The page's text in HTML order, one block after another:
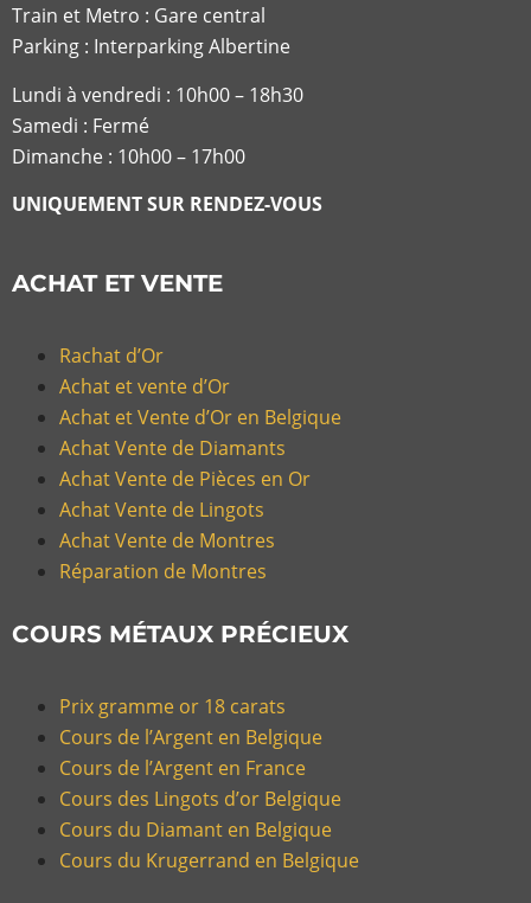
Train et Metro : Gare central
Parking : Interparking Albertine
Lundi à vendredi : 10h00 – 18h30
Samedi : Fermé
Dimanche : 10h00 – 17h00
UNIQUEMENT SUR RENDEZ-VOUS
ACHAT ET VENTE
Rachat d’Or
Achat et vente d’Or
Achat et Vente d’Or en Belgique
Achat Vente de Diamants
Achat Vente de Pièces en Or
Achat Vente de Lingots
Achat Vente de Montres
Réparation de Montres
COURS MÉTAUX PRÉCIEUX
Prix gramme or 18 carats
Cours de l’Argent en Belgique
Cours de l’Argent en France
Cours des Lingots d’or Belgique
Cours du Diamant en Belgique
Cours du Krugerrand en Belgique